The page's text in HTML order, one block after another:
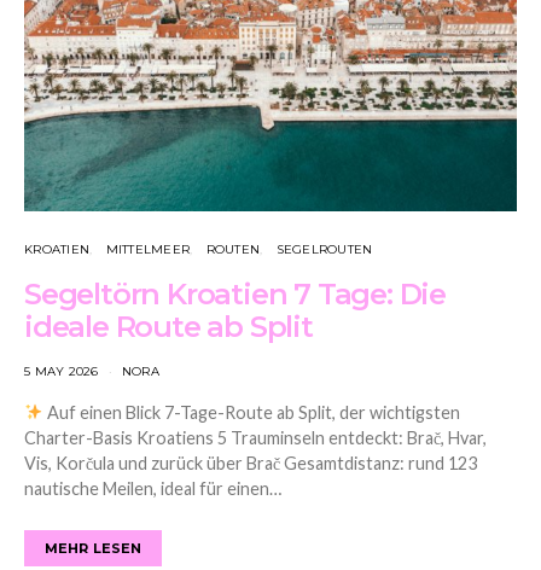
KROATIEN MITTELMEER ROUTEN SEGELROUTEN
Segeltörn Kroatien 7 Tage: Die
ideale Route ab Split
5 MAY 2026 NORA
Auf einen Blick 7-Tage-Route ab Split, der wichtigsten
Charter-Basis Kroatiens 5 Trauminseln entdeckt: Brač, Hvar,
Vis, Korčula und zurück über Brač Gesamtdistanz: rund 123
nautische Meilen, ideal für einen…
MEHR LESEN